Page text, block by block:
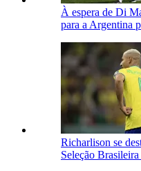
À espera de Di
para a Argentina
Richarlison se
Seleção